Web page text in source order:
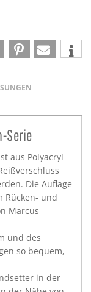
Serie
aus Polyacryl
Die Auflage
Rücken- und
Marcus
und des
so bequem,
in der